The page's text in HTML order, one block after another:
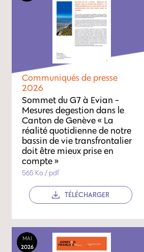
Communiqués de presse
2026
Sommet du G7 à Evian -
Mesures degestion dans le
Canton de Genève « La
réalité quotidienne de notre
bassin de vie transfrontalier
doit être mieux prise en
compte »
565 Ko / pdf
TÉLÉCHARGER
MAI
2026